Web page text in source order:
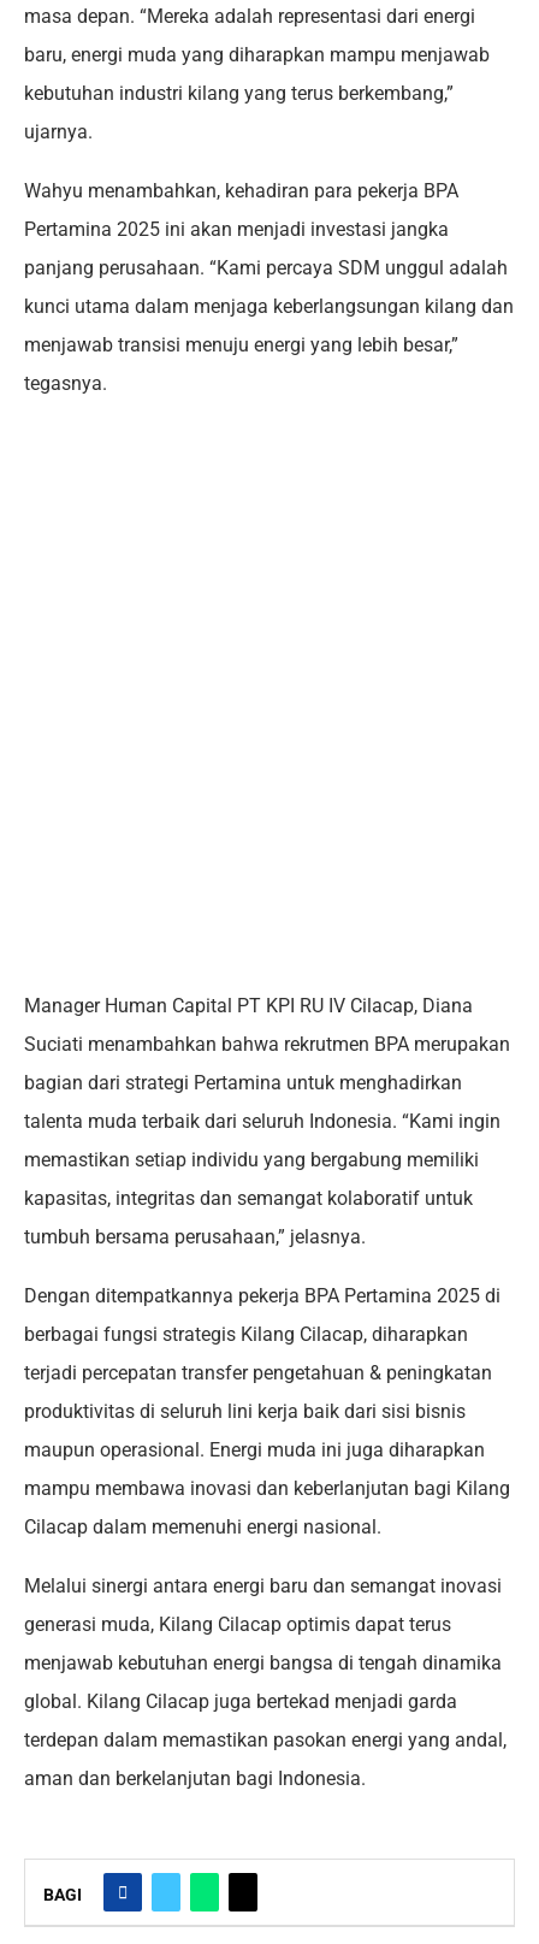
masa depan. “Mereka adalah representasi dari energi
baru, energi muda yang diharapkan mampu menjawab
kebutuhan industri kilang yang terus berkembang,”
ujarnya.
Wahyu menambahkan, kehadiran para pekerja BPA
Pertamina 2025 ini akan menjadi investasi jangka
panjang perusahaan. “Kami percaya SDM unggul adalah
kunci utama dalam menjaga keberlangsungan kilang dan
menjawab transisi menuju energi yang lebih besar,”
tegasnya.
Manager Human Capital PT KPI RU IV Cilacap, Diana
Suciati menambahkan bahwa rekrutmen BPA merupakan
bagian dari strategi Pertamina untuk menghadirkan
talenta muda terbaik dari seluruh Indonesia. “Kami ingin
memastikan setiap individu yang bergabung memiliki
kapasitas, integritas dan semangat kolaboratif untuk
tumbuh bersama perusahaan,” jelasnya.
Dengan ditempatkannya pekerja BPA Pertamina 2025 di
berbagai fungsi strategis Kilang Cilacap, diharapkan
terjadi percepatan transfer pengetahuan & peningkatan
produktivitas di seluruh lini kerja baik dari sisi bisnis
maupun operasional. Energi muda ini juga diharapkan
mampu membawa inovasi dan keberlanjutan bagi Kilang
Cilacap dalam memenuhi energi nasional.
Melalui sinergi antara energi baru dan semangat inovasi
generasi muda, Kilang Cilacap optimis dapat terus
menjawab kebutuhan energi bangsa di tengah dinamika
global. Kilang Cilacap juga bertekad menjadi garda
terdepan dalam memastikan pasokan energi yang andal,
aman dan berkelanjutan bagi Indonesia.
BAGI